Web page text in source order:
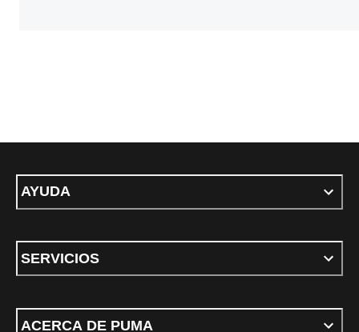
AYUDA
SERVICIOS
ACERCA DE PUMA